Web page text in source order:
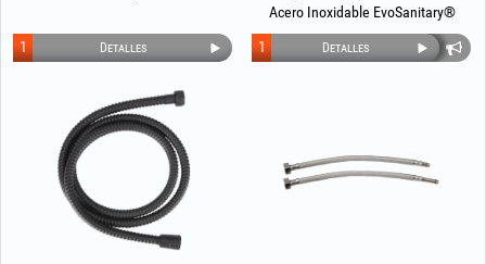
Detalles
1
Acero Inoxidable EvoSanitary®
Detalles
1